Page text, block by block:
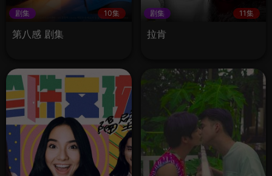
剧集 10集
第八感 剧集
剧集 11集
拉肯